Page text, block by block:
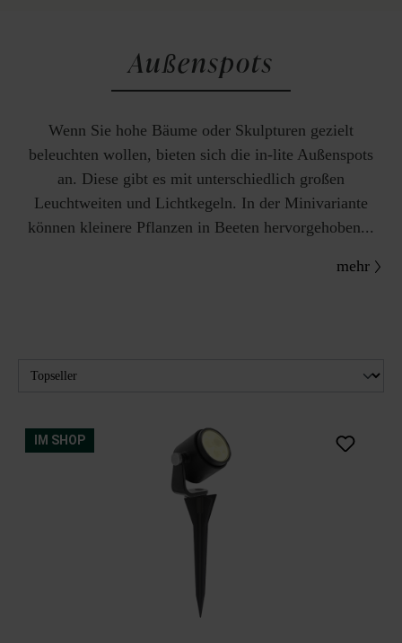
Außenspots
Wenn Sie hohe Bäume oder Skulpturen gezielt
beleuchten wollen, bieten sich die in-lite Außenspots
an. Diese gibt es mit unterschiedlich großen
Leuchtweiten und Lichtkegeln. In der Minivariante
können kleinere Pflanzen in Beeten hervorgehoben...
mehr
IM SHOP